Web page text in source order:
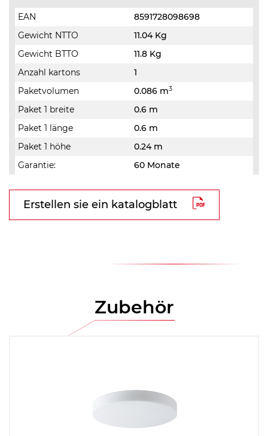
EAN
8591728098698
Gewicht NTTO
11.04 Kg
Gewicht BTTO
11.8 Kg
Anzahl kartons
1
Paketvolumen
0.086 m3
Paket 1 breite
0.6 m
Paket 1 länge
0.6 m
Paket 1 höhe
0.24 m
Garantie:
60 Monate
Erstellen sie ein katalogblatt
Zubehör